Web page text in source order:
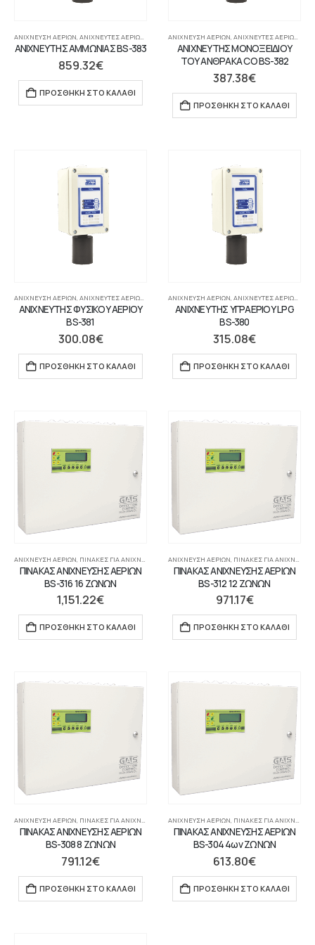
ΑΝΊΧΝΕΥΣΗ ΑΕΡΊΩΝ, ΑΝΙΧΝΕΥΤΈΣ ΑΕΡΊΩΝ ΓΙΑ ΠΊΝΑΚΑ ,ΣΥΣΤΉΜΑΤΑ ΠΥΡΑΝΊΧΝΕΥΣΗΣ-
ΑΝΙΧΝΕΥΤΗΣ ΑΜΜΩΝΙΑΣ BS-383
859.32€
ΠΡΟΣΘΉΚΗ ΣΤΟ ΚΑΛΆΘΙ
ΑΝΊΧΝΕΥΣΗ ΑΕΡΊΩΝ, ΑΝΙΧΝΕΥΤΈΣ ΑΕΡΊΩΝ ΓΙΑ ΠΊΝΑΚΑ
ΑΝΙΧΝΕΥΤΗΣ ΜΟΝΟΞΕΙΔΙΟΥ
ΤΟΥ ΑΝΘΡΑΚΑ CO BS-382
387.38€
ΠΡΟΣΘΉΚΗ ΣΤΟ ΚΑΛΆΘΙ
ΑΝΊΧΝΕΥΣΗ ΑΕΡΊΩΝ, ΑΝΙΧΝΕΥΤΈΣ ΑΕΡΊΩΝ ΓΙΑ ΠΊΝΑΚΑ ,ΣΥΣΤΉΜΑΤΑ ΠΥΡΑΝΊΧΝΕΥΣΗΣ-
ΑΝΙΧΝΕΥΤΗΣ ΦΥΣΙΚΟΥ ΑΕΡΙΟΥ
BS-381
300.08€
ΠΡΟΣΘΉΚΗ ΣΤΟ ΚΑΛΆΘΙ
ΑΝΊΧΝΕΥΣΗ ΑΕΡΊΩΝ, ΑΝΙΧΝΕΥΤΈΣ ΑΕΡΊΩΝ ΓΙΑ ΠΊΝΑΚΑ
ΑΝΙΧΝΕΥΤΗΣ ΥΓΡΑΕΡΙΟΥ LPG
BS-380
315.08€
ΠΡΟΣΘΉΚΗ ΣΤΟ ΚΑΛΆΘΙ
ΑΝΊΧΝΕΥΣΗ ΑΕΡΊΩΝ, ΠΊΝΑΚΕΣ ΓΙΑ ΑΝΙΧΝΕΥΤΈΣ ΑΕΡΊΩΝ ,ΣΥΣΤΉΜΑΤΑ ΠΥΡΑΝΊΧΝΕΥΣΗΣ-
ΠΙΝΑΚΑΣ ΑΝΙΧΝΕΥΣΗΣ ΑΕΡΙΩΝ
BS-316 16 ΖΩΝΩΝ
1,151.22€
ΠΡΟΣΘΉΚΗ ΣΤΟ ΚΑΛΆΘΙ
ΑΝΊΧΝΕΥΣΗ ΑΕΡΊΩΝ, ΠΊΝΑΚΕΣ ΓΙΑ ΑΝΙΧΝΕΥΤΈΣ ΑΕΡΊΩΝ
ΠΙΝΑΚΑΣ ΑΝΙΧΝΕΥΣΗΣ ΑΕΡΙΩΝ
BS-312 12 ΖΩΝΩΝ
971.17€
ΠΡΟΣΘΉΚΗ ΣΤΟ ΚΑΛΆΘΙ
ΑΝΊΧΝΕΥΣΗ ΑΕΡΊΩΝ, ΠΊΝΑΚΕΣ ΓΙΑ ΑΝΙΧΝΕΥΤΈΣ ΑΕΡΊΩΝ ,ΣΥΣΤΉΜΑΤΑ ΠΥΡΑΝΊΧΝΕΥΣΗΣ-
ΠΙΝΑΚΑΣ ΑΝΙΧΝΕΥΣΗΣ ΑΕΡΙΩΝ
BS-308 8 ΖΩΝΩΝ
791.12€
ΠΡΟΣΘΉΚΗ ΣΤΟ ΚΑΛΆΘΙ
ΑΝΊΧΝΕΥΣΗ ΑΕΡΊΩΝ, ΠΊΝΑΚΕΣ ΓΙΑ ΑΝΙΧΝΕΥΤΈΣ ΑΕΡΊΩΝ
ΠΙΝΑΚΑΣ ΑΝΙΧΝΕΥΣΗΣ ΑΕΡΙΩΝ
BS-304 4ων ΖΩΝΩΝ
613.80€
ΠΡΟΣΘΉΚΗ ΣΤΟ ΚΑΛΆΘΙ